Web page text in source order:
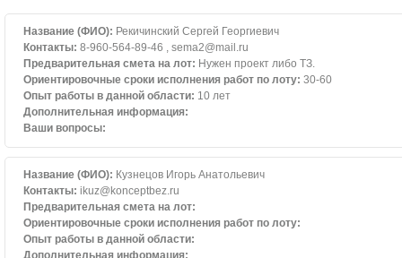
Название (ФИО): Рекичинский Сергей Георгиевич
Контакты: 8-960-564-89-46 , sema2@mail.ru
Предварительная смета на лот: Нужен проект либо ТЗ.
Ориентировочные сроки исполнения работ по лоту: 30-60
Опыт работы в данной области: 10 лет
Дополнительная информация:
Ваши вопросы:
Название (ФИО): Кузнецов Игорь Анатольевич
Контакты: ikuz@konceptbez.ru
Предварительная смета на лот:
Ориентировочные сроки исполнения работ по лоту:
Опыт работы в данной области:
Дополнительная информация: